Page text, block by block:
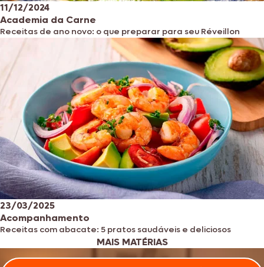
11/12/2024
Academia da Carne
Receitas de ano novo: o que preparar para seu Réveillon
23/03/2025
Acompanhamento
Receitas com abacate: 5 pratos saudáveis ​​e deliciosos
MAIS MATÉRIAS